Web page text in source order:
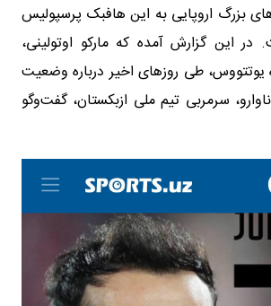
بزرگ اروپایی به این هافبک پرسپولیس
در این گزارش آمده که مارکو اوتولینی،
یوتتووس، طی روزهای اخیر درباره وضعیت
سرمربی تیم ملی ازبکستان، گفت‌وگو